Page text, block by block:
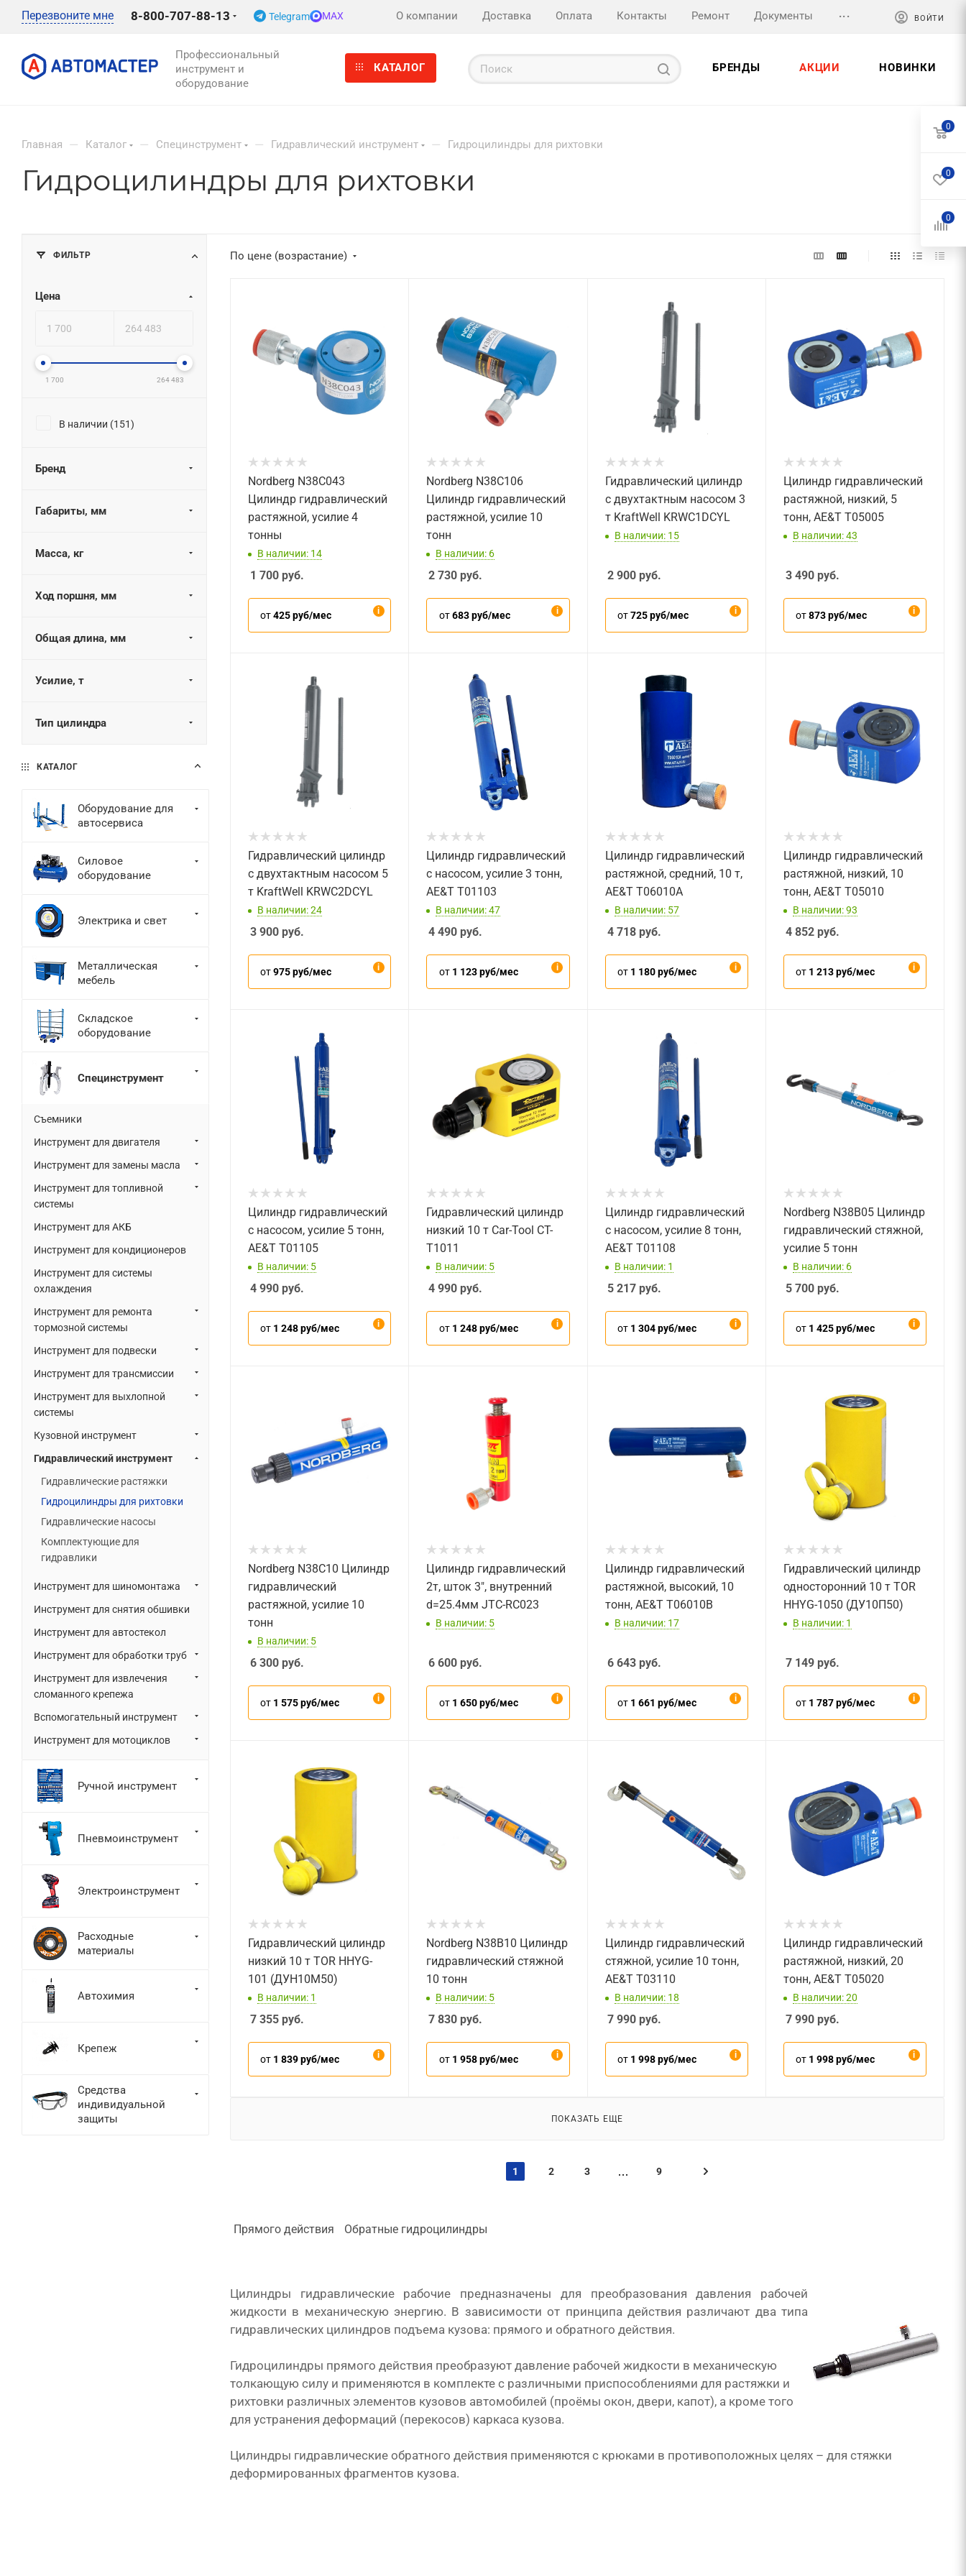
Перезвоните мне 8-800-707-88-13 Telegram MAX О компании Доставка Оплата Контакты Ремонт Документы ... ВОЙТИ
Профессиональный
инструмент и
оборудование
КАТАЛОГ БРЕНДЫ АКЦИИ НОВИНКИ
Главная — Каталог — Специнструмент — Гидравлический инструмент — Гидроцилиндры для рихтовки
Гидроцилиндры для рихтовки
По цене (возрастание)
Nordberg N38C043
Цилиндр гидравлический
растяжной, усилие 4
тонны
В наличии: 14
1 700 руб.
от425 руб/мес
Nordberg N38C106
Цилиндр гидравлический
растяжной, усилие 10
тонн
В наличии: 6
2 730 руб.
от683 руб/мес
Гидравлический цилиндр
с двухтактным насосом 3
т KraftWell KRWC1DCYL
В наличии: 15
2 900руб.
от725 руб/мес
Цилиндр гидравлический
растяжной, низкий, 5
тонн, AE&T T05005
В наличии: 43
3 490руб.
от873 руб/мес
Гидравлический цилиндр
с двухтактным насосом 5
т KraftWell KRWC2DCYL
В наличии: 24
3 900 руб.
от975 руб/мес
Цилиндр гидравлический
с насосом, усилие 3 тонн,
AE&T T01103
В наличии: 47
4 490 руб.
от 1 123 руб/мес
Цилиндр гидравлический
растяжной, средний, 10 т,
AE&T T06010A
В наличии: 57
4 718руб.
от 1 180 руб/мес
Цилиндр гидравлический
растяжной, низкий, 10
тонн, AE&T T05010
В наличии: 93
4 852руб.
от 1 213 руб/мес
Цилиндр гидравлический
с насосом, усилие 5 тонн,
AE&T T01105
В наличии: 5
4 990 руб.
от 1 248 руб/мес
Гидравлический цилиндр
низкий 10 т Car-Tool CT-
T1011
В наличии: 5
4 990 руб.
от 1 248 руб/мес
Цилиндр гидравлический
с насосом, усилие 8 тонн,
AE&T T01108
В наличии: 1
5 217руб.
от 1 304 руб/мес
Nordberg N38B05 Цилиндр
гидравлический стяжной,
усилие 5 тонн
В наличии: 6
5 700руб.
от 1 425 руб/мес
Nordberg N38C10 Цилиндр
гидравлический
растяжной, усилие 10
тонн
В наличии: 5
6 300 руб.
от 1 575 руб/мес
Цилиндр гидравлический
2т, шток 3", внутренний
d=25.4мм JTC-RC023
В наличии: 5
6 600 руб.
от 1 650 руб/мес
Цилиндр гидравлический
растяжной, высокий, 10
тонн, AE&T T06010B
В наличии: 17
6 643руб.
от 1 661 руб/мес
Гидравлический цилиндр
односторонний 10 т TOR
HHYG-1050 (ДУ10П50)
В наличии: 1
7 149руб.
от 1 787 руб/мес
Гидравлический цилиндр
низкий 10 т TOR HHYG-
101 (ДУН10М50)
В наличии: 1
7 355 руб.
от 1 839 руб/мес
Nordberg N38B10 Цилиндр
гидравлический стяжной
10 тонн
В наличии: 5
7 830 руб.
от 1 958 руб/мес
Цилиндр гидравлический
стяжной, усилие 10 тонн,
AE&T T03110
В наличии: 18
7 990руб.
от 1 998 руб/мес
Цилиндр гидравлический
растяжной, низкий, 20
тонн, AE&T T05020
В наличии: 20
7 990руб.
от 1 998 руб/мес
ПОКАЗАТЬ ЕЩЕ
1 2 3 9
Прямого действия Обратные гидроцилиндры
Цилиндры гидравлические рабочие предназначены для преобразования давления рабочей
жидкости в механическую энергию. В зависимости от принципа действия различают два типа
гидравлических цилиндров подъема кузова: прямого и обратного действия.
Гидроцилиндры прямого действия преобразуют давление рабочей жидкости в механическую
толкающую силу и применяются в комплекте с различными приспособлениями для растяжки и
рихтовки различных элементов кузовов автомобилей (проёмы окон, двери, капот), а кроме того
для устранения деформаций (перекосов) каркаса кузова.
Цилиндры гидравлические обратного действия применяются с крюками в противоположных целях – для стяжки
деформированных фрагментов кузова.
КАТАЛОГ
Оборудование для
автосервиса
Силовое
оборудование
Электрика и свет
Металлическая
мебель
Складское
оборудование
Специнструмент
Съемники
Инструмент для двигателя
Инструмент для замены масла
Инструмент для топливной
системы
Инструмент для АКБ
Инструмент для кондиционеров
Инструмент для системы
охлаждения
Инструмент для ремонта
тормозной системы
Инструмент для подвески
Инструмент для трансмиссии
Инструмент для выхлопной
системы
Кузовной инструмент
Гидравлический инструмент
Гидравлические растяжки
Гидроцилиндры для рихтовки
Гидравлические насосы
Комплектующие для
гидравлики
Инструмент для шиномонтажа
Инструмент для снятия обшивки
Инструмент для автостекол
Инструмент для обработки труб
Инструмент для извлечения
сломанного крепежа
Вспомогательный инструмент
Инструмент для мотоциклов
Ручной инструмент
Пневмоинструмент
Электроинструмент
Расходные
материалы
Автохимия
Крепеж
Средства
индивидуальной
защиты
ФИЛЬТР
Цена
1 700 264 483
В наличии (151)
Бренд
Габариты, мм
Масса, кг
Ход поршня, мм
Общая длина, мм
Усилие, т
Тип цилиндра
0
0
0